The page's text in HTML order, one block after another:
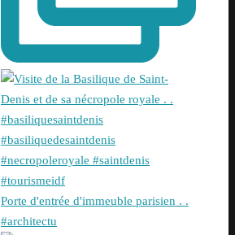
Porte d'entrée d'immeuble parisien . .
#architectu